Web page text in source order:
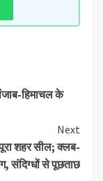
हिमाचल के
Next
शहर सील; क्लब-
संदिग्धों से पूछताछ